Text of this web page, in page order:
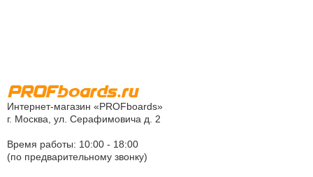
Интернет-магазин «PROFboards»
г. Москва, ул. Серафимовича д. 2
Время работы: 10:00 - 18:00
(по предварительному звонку)